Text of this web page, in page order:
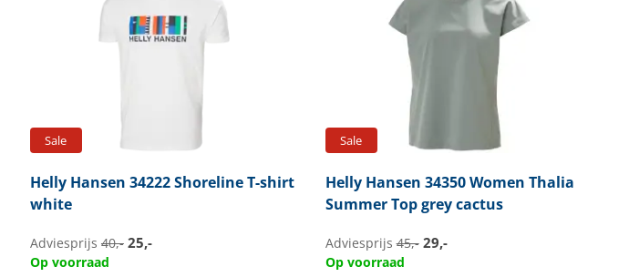
Sale
Helly Hansen 34222 Shoreline T-shirt
white
Adviesprijs 40,- 25,-
Op voorraad
Sale
Helly Hansen 34350 Women Thalia
Summer Top grey cactus
Adviesprijs45,- 29,-
Op voorraad